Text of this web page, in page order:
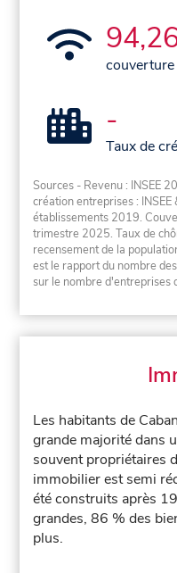
-
Taux de
Sources - Revenu : INSEE
création entreprises :
établissements 2019.
trimestre 2025. Taux de
recensement de la
est le rapport du nombre
sur le nombre d'entreprises
Les habitants de
grande majorité dans
souvent propriétaires
immobilier est semi
été construits après
grandes, 86 % des
plus.